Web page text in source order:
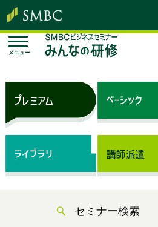
メニュー
セミナー検索
ミナー【全５日間】（Ｃ日程）
来場セミナー
新任役員・次世代経営幹部の
ブ・プログラム
新任取締役・